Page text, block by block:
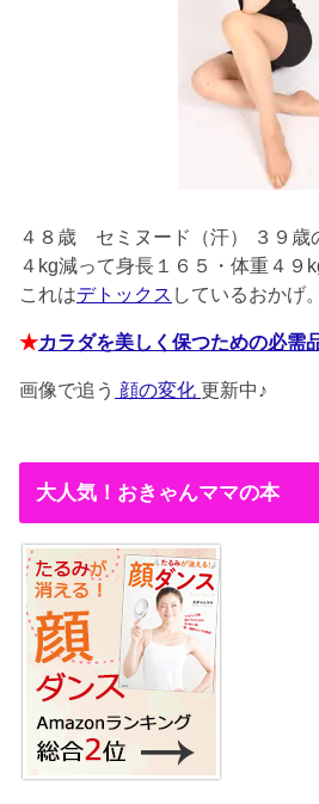
４８歳 セミヌード（汗） ３９歳
４kg減って身長１６５・体重４９
これはデトックス しているおかげ。
★カラダを美しく保つための必需
画像で追う 顔の変化 更新中♪
大人気！おきゃんママの本